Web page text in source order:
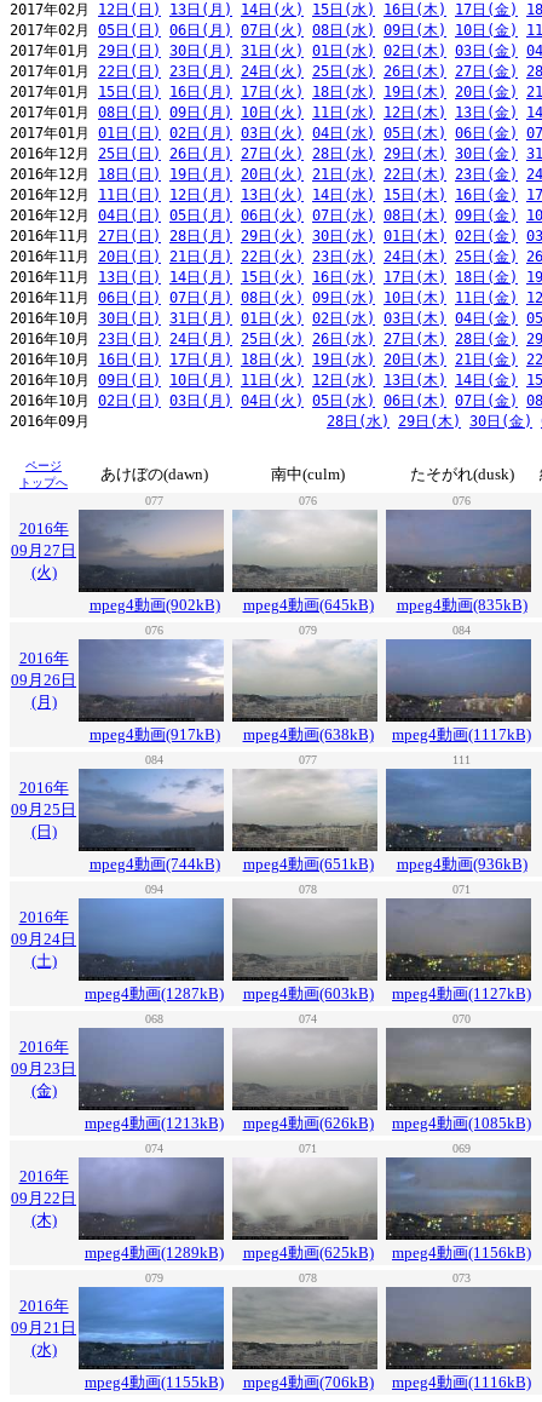
2017年02月 12日(日) 13日(月) 14日(火) 15日(水) 16日(木) 17日(金)
2017年02月 05日(日) 06日(月) 07日(火) 08日(水) 09日(木) 10日(金)
2017年01月 29日(日) 30日(月) 31日(火) 01日(水) 02日(木) 03日(金)
2017年01月 22日(日) 23日(月) 24日(火) 25日(水) 26日(木) 27日(金)
2017年01月 15日(日) 16日(月) 17日(火) 18日(水) 19日(木) 20日(金)
2017年01月 08日(日) 09日(月) 10日(火) 11日(水) 12日(木) 13日(金)
2017年01月 01日(日) 02日(月) 03日(火) 04日(水) 05日(木) 06日(金)
2016年12月 25日(日) 26日(月) 27日(火) 28日(水) 29日(木) 30日(金)
2016年12月 18日(日) 19日(月) 20日(火) 21日(水) 22日(木) 23日(金)
2016年12月 11日(日) 12日(月) 13日(火) 14日(水) 15日(木) 16日(金)
2016年12月 04日(日) 05日(月) 06日(火) 07日(水) 08日(木) 09日(金)
2016年11月 27日(日) 28日(月) 29日(火) 30日(水) 01日(木) 02日(金)
2016年11月 20日(日) 21日(月) 22日(火) 23日(水) 24日(木) 25日(金)
2016年11月 13日(日) 14日(月) 15日(火) 16日(水) 17日(木) 18日(金)
2016年11月 06日(日) 07日(月) 08日(火) 09日(水) 10日(木) 11日(金)
2016年10月 30日(日) 31日(月) 01日(火) 02日(水) 03日(木) 04日(金)
2016年10月 23日(日) 24日(月) 25日(火) 26日(水) 27日(木) 28日(金)
2016年10月 16日(日) 17日(月) 18日(火) 19日(水) 20日(木) 21日(金)
2016年10月 09日(日) 10日(月) 11日(火) 12日(水) 13日(木) 14日(金)
2016年10月 02日(日) 03日(月) 04日(火) 05日(水) 06日(木) 07日(金)
2016年09月 28日(水) 29日(木) 30日(金)
ページ
トップへ
あけぼの(dawn) 南中(culm) たそがれ(dusk)
077 076 076
2016年
09月27日
(火)
mpeg4動画(902kB)
mpeg4動画(645kB) mpeg4動画(835kB)
076 079 084
2016年
09月26日
(月)
mpeg4動画(917kB)
mpeg4動画(638kB) mpeg4動画(1117kB)
084 077 111
2016年
09月25日
(日)
mpeg4動画(744kB)
mpeg4動画(651kB) mpeg4動画(936kB)
094 078 071
2016年
09月24日
(土)
mpeg4動画(1287kB)
mpeg4動画(603kB) mpeg4動画(1127kB)
068 074 070
2016年
09月23日
(金)
mpeg4動画(1213kB)
mpeg4動画(626kB) mpeg4動画(1085kB)
074 071 069
2016年
09月22日
(木)
mpeg4動画(1289kB)
mpeg4動画(625kB) mpeg4動画(1156kB)
079 078 073
2016年
09月21日
(水)
mpeg4動画(1155kB)
mpeg4動画(706kB) mpeg4動画(1116kB)